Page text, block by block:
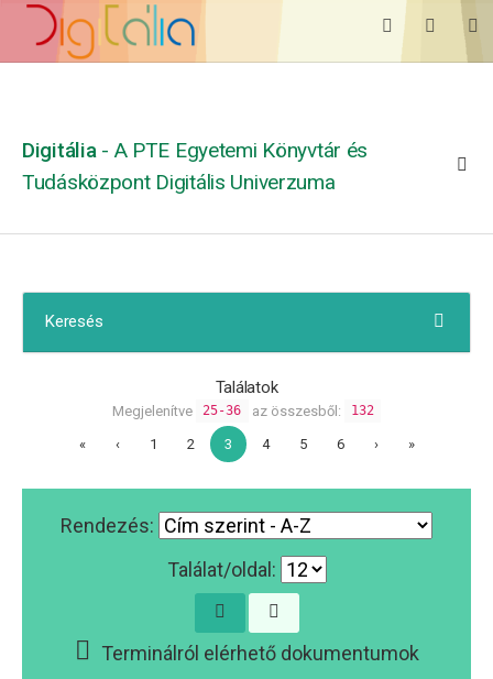
Digitália - A PTE Egyetemi Könyvtár és
Tudásközpont Digitális Univerzuma
Keresés
Találatok
Megjelenítve 25-36 az összesből: 132
« ‹ 1 2 3 4 5 6 › »
Rendezés:
Találat/oldal:
Terminálról elérhető dokumentumok